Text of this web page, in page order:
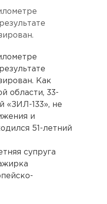
Как
области, 33-
«ЗИЛ-133», не
и
51-летний
супруга